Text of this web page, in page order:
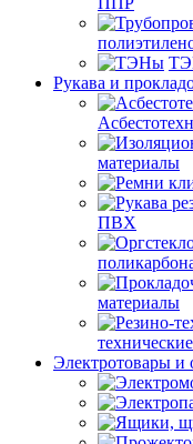
Рукава и
материалы
ПВХ
материалы
Электротовары и